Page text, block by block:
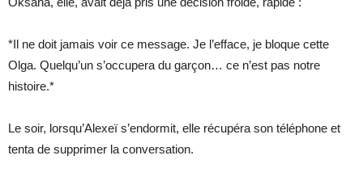
*Il ne doit jamais voir ce message. Je l’efface, je bloque cette
Olga. Quelqu’un s’occupera du garçon… ce n’est pas notre
histoire.*
Le soir, lorsqu’Alexeï s’endormit, elle récupéra son téléphone et
tenta de supprimer la conversation.